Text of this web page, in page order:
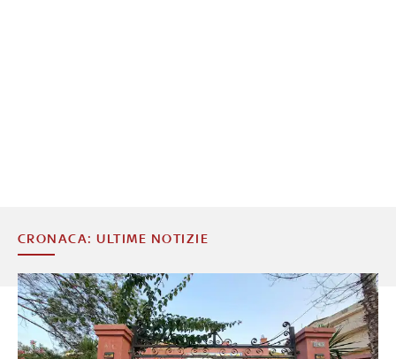
CRONACA: ULTIME NOTIZIE